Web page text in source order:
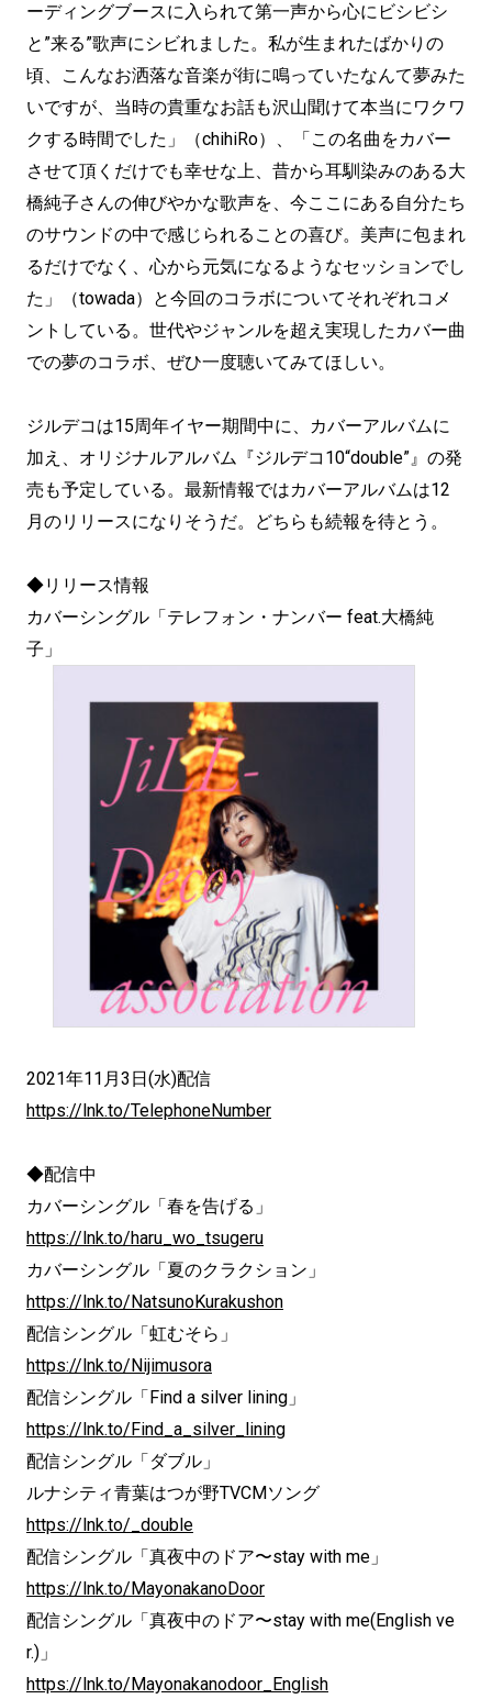
ーディングブースに入られて第一声から心にビシビシ
と”来る”歌声にシビれました。私が生まれたばかりの
頃、こんなお洒落な音楽が街に鳴っていたなんて夢みた
いですが、当時の貴重なお話も沢山聞けて本当にワクワ
クする時間でした」（chihiRo）、「この名曲をカバー
させて頂くだけでも幸せな上、昔から耳馴染みのある大
橋純子さんの伸びやかな歌声を、今ここにある自分たち
のサウンドの中で感じられることの喜び。美声に包まれ
るだけでなく、心から元気になるようなセッションでし
た」（towada）と今回のコラボについてそれぞれコメ
ントしている。世代やジャンルを超え実現したカバー曲
での夢のコラボ、ぜひ一度聴いてみてほしい。
ジルデコは15周年イヤー期間中に、カバーアルバムに
加え、オリジナルアルバム『ジルデコ10“double”』の発
売も予定している。最新情報ではカバーアルバムは12
月のリリースになりそうだ。どちらも続報を待とう。
◆リリース情報
カバーシングル「テレフォン・ナンバー feat.大橋純
子」
2021年11月3日(水)配信
https://lnk.to/TelephoneNumber
◆配信中
カバーシングル「春を告げる」
https://lnk.to/haru_wo_tsugeru
カバーシングル「夏のクラクション」
https://lnk.to/NatsunoKurakushon
配信シングル「虹むそら」
https://lnk.to/Nijimusora
配信シングル「Find a silver lining」
https://lnk.to/Find_a_silver_lining
配信シングル「ダブル」
ルナシティ青葉はつが野TVCMソング
https://lnk.to/_double
配信シングル「真夜中のドア〜stay with me」
https://lnk.to/MayonakanoDoor
配信シングル「真夜中のドア〜stay with me(English ve
r.)」
https://lnk.to/Mayonakanodoor_English